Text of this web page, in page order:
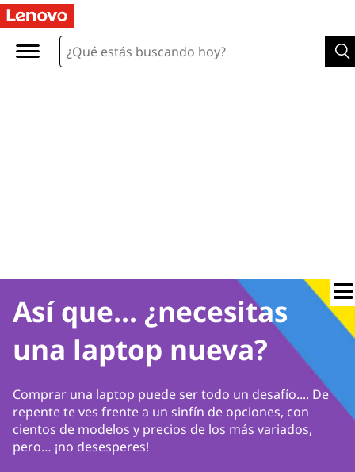
Así que... ¿necesitas
una laptop nueva?
Comprar una laptop puede ser todo un desafío.... De
repente te ves frente a un sinfín de opciones, con
cientos de modelos y precios de los más variados,
pero… ¡no desesperes!